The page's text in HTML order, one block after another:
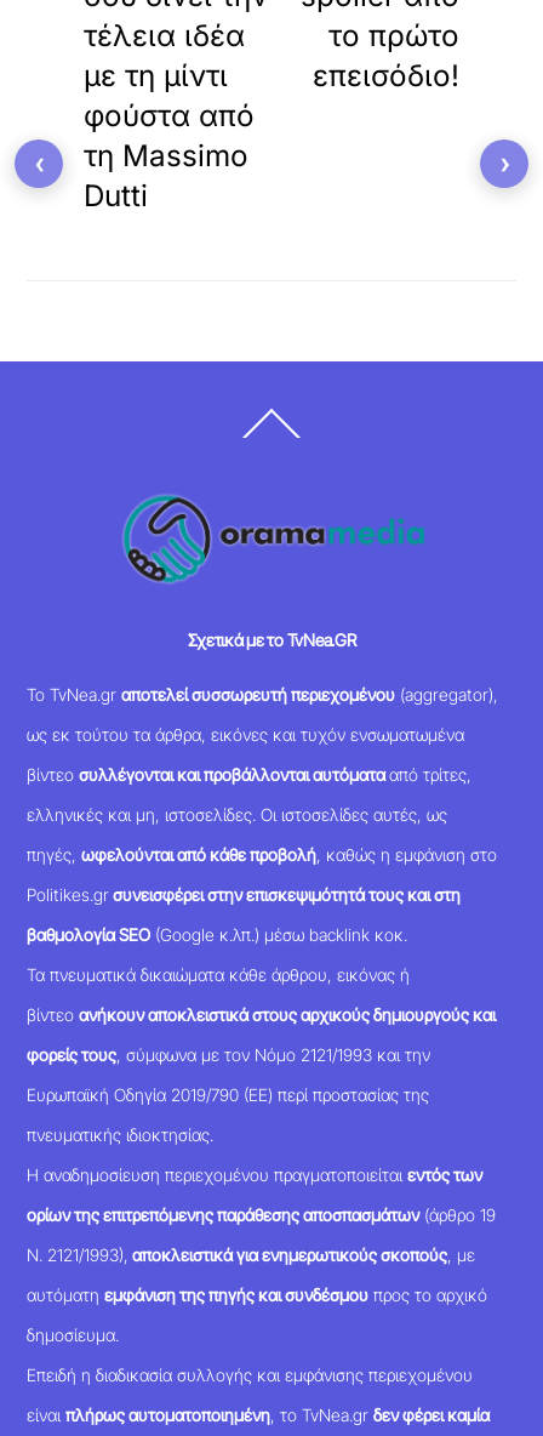
τέλεια ιδέα
με τη μίντι
φούστα από
τη Massimo
Dutti
το πρώτο
επεισόδιο!
To
Σχετικά με το TvNea.GR
Το TvNea.grαποτελεί συσσωρευτή περιεχομένου (aggregator),
ως εκ τούτου τα άρθρα, εικόνες και τυχόν ενσωματωμένα
βίντεοσυλλέγονται και προβάλλονται αυτόματααπό τρίτες,
ελληνικές και μη, ιστοσελίδες. Οι ιστοσελίδες αυτές, ως
πηγές,ωφελούνται από κάθε προβολή , καθώς η εμφάνιση στο
Politikes.grσυνεισφέρει στην επισκεψιμότητά τους και στη
βαθμολογία SEO (Google κ.λπ.) μέσω backlink κοκ.
Τα πνευματικά δικαιώματα κάθε άρθρου, εικόνας ή
βίντεοανήκουν αποκλειστικά στους αρχικούς δημιουργούς και
φορείς τους , σύμφωνα με τον Νόμο 2121/1993 και την
Ευρωπαϊκή Οδηγία 2019/790 (ΕΕ) περί προστασίας της
πνευματικής ιδιοκτησίας.
Η αναδημοσίευση περιεχομένου πραγματοποιείταιεντός των
ορίων της επιτρεπόμενης παράθεσης αποσπασμάτων(άρθρο 19
Ν. 2121/1993), αποκλειστικά για ενημερωτικούς σκοπούς , με
αυτόματηεμφάνιση της πηγής και συνδέσμου προς το αρχικό
δημοσίευμα.
Επειδή η διαδικασία συλλογής και εμφάνισης περιεχομένου
είναιπλήρως αυτοματοποιημένη , το TvNea.grδεν φέρει καμία
‹ ›